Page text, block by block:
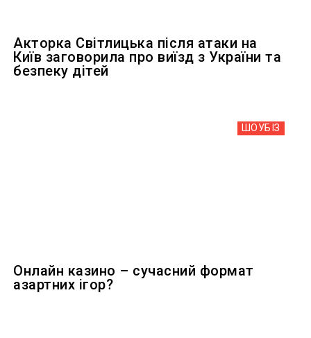
Акторка Світлицька після атаки на
Київ заговорила про виїзд з України та
безпеку дітей
ШОУБIЗ
Онлайн казино – сучасний формат
азартних ігор?